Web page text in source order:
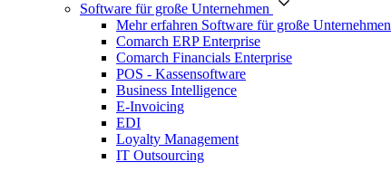
Software für große Unternehmen
Mehr erfahren Software für große Unternehmen
Comarch ERP Enterprise
Comarch Financials Enterprise
POS - Kassensoftware
Business Intelligence
E-Invoicing
EDI
Loyalty Management
IT Outsourcing